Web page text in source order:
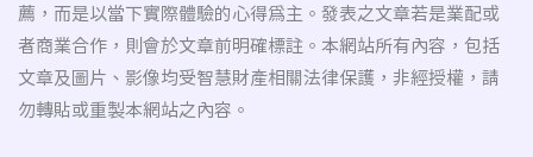
薦，而是以當下實際體驗的心得為主。發表之文章若是業配或
者商業合作，則會於文章前明確標註。本網站所有內容，包括
文章及圖片、影像均受智慧財產相關法律保護，非經授權，請
勿轉貼或重製本網站之內容。